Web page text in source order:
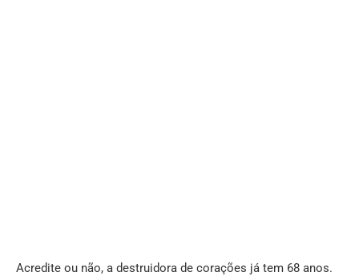
Acredite ou não, a destruidora de corações já tem 68 anos.